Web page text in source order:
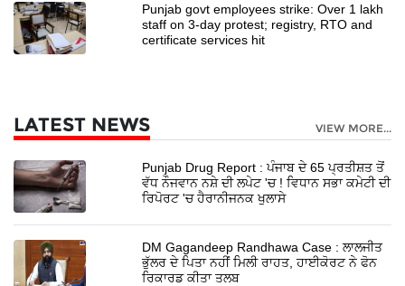
Punjab govt employees strike: Over 1 lakh
staff on 3-day protest; registry, RTO and
certificate services hit
LATEST NEWS VIEW MORE...
Punjab Drug Report : ਪੰਜਾਬ ਦੇ 65 ਪ੍ਰਤੀਸ਼ਤ ਤੋਂ
ਵੱਧ ਨੌਜਵਾਨ ਨਸ਼ੇ ਦੀ ਲਪੇਟ 'ਚ ! ਵਿਧਾਨ ਸਭਾ ਕਮੇਟੀ ਦੀ
ਰਿਪੋਰਟ 'ਚ ਹੈਰਾਨੀਜਨਕ ਖੁਲਾਸੇ
DM Gagandeep Randhawa Case : ਲਾਲਜੀਤ
ਭੁੱਲਰ ਦੇ ਪਿਤਾ ਨਹੀਂ ਮਿਲੀ ਰਾਹਤ, ਹਾਈਕੋਰਟ ਨੇ ਫੋਨ
ਰਿਕਾਰਡ ਕੀਤਾ ਤਲਬ